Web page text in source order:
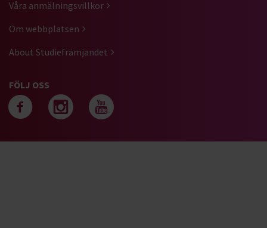
Våra anmälningsvillkor
Om webbplatsen
About Studiefrämjandet
FÖLJ OSS
Följ oss på facebook
Följ oss på
Följ oss på